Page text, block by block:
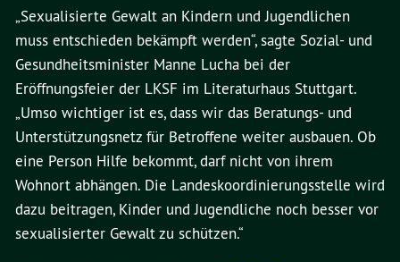
„Sexualisierte Gewalt an Kindern und Jugendlichen
muss entschieden bekämpft werden“, sagte Sozial- und
Gesundheitsminister Manne Lucha bei der
Eröffnungsfeier der LKSF im Literaturhaus Stuttgart.
„Umso wichtiger ist es, dass wir das Beratungs- und
Unterstützungsnetz für Betroffene weiter ausbauen. Ob
eine Person Hilfe bekommt, darf nicht von ihrem
Wohnort abhängen. Die Landeskoordinierungsstelle wird
dazu beitragen, Kinder und Jugendliche noch besser vor
sexualisierter Gewalt zu schützen.“